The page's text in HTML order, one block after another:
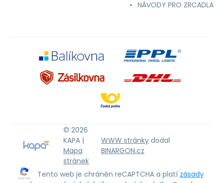
NÁVODY PRO ZRCADLA
© 2026
KAPA |
Mapa
stránek
WWW stránky dodal
BINARGON.cz
Tento web je chráněn reCAPTCHA a platí zásady